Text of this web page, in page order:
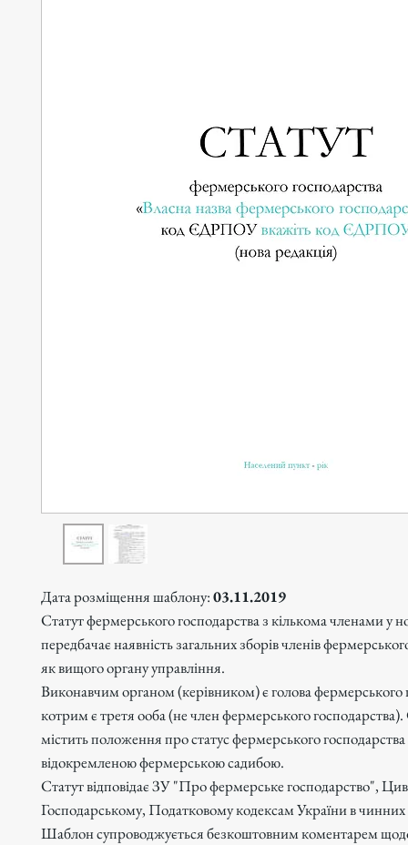
Дата розміщення шаблону:03.11.2019
Статут фермерського господарства з кількома членами у
передбачає наявність загальних зборів членів
як вищого органу управління.
Виконавчим органом (керівником) є голова фермерського
котрим є третя ооба (не член фермерського господарства).
містить положення про статус фермерського господарства
відокремленою фермерською садибою.
Статут відповідає ЗУ "Про фермерське господарство",
Господарському, Податковому кодексам України в чинних
Шаблон супроводжується безкоштовним коментарем